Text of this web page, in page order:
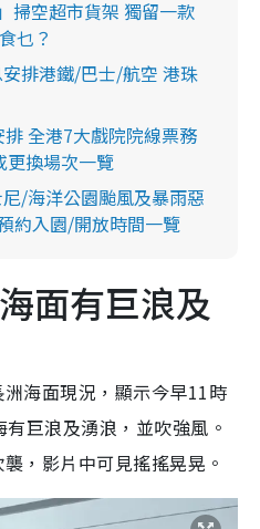
掃空超市貨架 獨留一款
乜？
排港鐵/巴士/航空 港珠
全港7大戲院院線票務
更換場次一覽
/海洋公園颱風及暴雨惡
約入園/開放時間一覽
面有巨浪及
海面現況，顯示今早11時
巨浪及湧浪，並吹強風。
，影片中可見搖搖晃晃。